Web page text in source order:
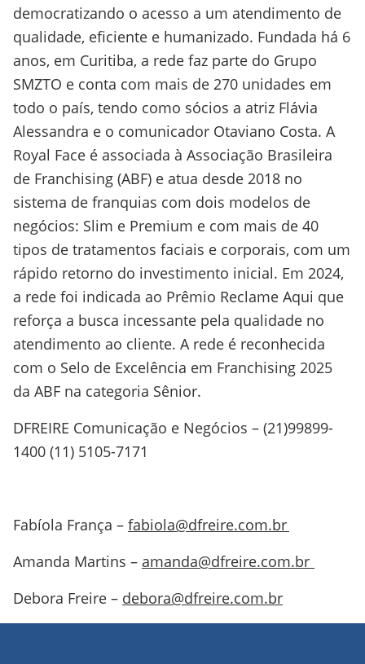
democratizando o acesso a um atendimento de
qualidade, eficiente e humanizado. Fundada há 6
anos, em Curitiba, a rede faz parte do Grupo
SMZTO e conta com mais de 270 unidades em
todo o país, tendo como sócios a atriz Flávia
Alessandra e o comunicador Otaviano Costa. A
Royal Face é associada à Associação Brasileira
de Franchising (ABF) e atua desde 2018 no
sistema de franquias com dois modelos de
negócios: Slim e Premium e com mais de 40
tipos de tratamentos faciais e corporais, com um
rápido retorno do investimento inicial. Em 2024,
a rede foi indicada ao Prêmio Reclame Aqui que
reforça a busca incessante pela qualidade no
atendimento ao cliente. A rede é reconhecida
com o Selo de Excelência em Franchising 2025
da ABF na categoria Sênior.
DFREIRE Comunicação e Negócios – (21)99899-
1400 (11) 5105-7171
Fabíola França – fabiola@dfreire.com.br
Amanda Martins – amanda@dfreire.com.br
Debora Freire – debora@dfreire.com.br